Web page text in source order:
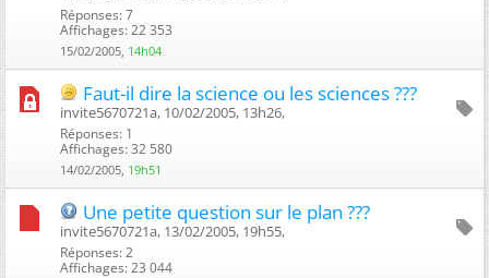
Réponses: 7
Affichages: 22 353
15/02/2005, 14h04
Faut-il dire la science ou les sciences ???
invite5670721a, 10/02/2005, 13h26, ‎
Réponses: 1
Affichages: 32 580
14/02/2005, 19h51
Une petite question sur le plan ???
invite5670721a, 13/02/2005, 19h55, ‎
Réponses: 2
Affichages: 23 044